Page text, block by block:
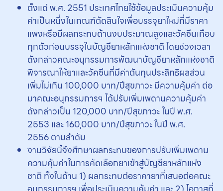
ตั้งแด่ พ.ศ. 2551 ประเทศไทยใช้ข้อมูลประเมินความคุ้ม
ค่าเป็นหนึ่งในเกณฑ์ตัดสินใจเพื่อบรรจุยาใหม่ที่มีราคา
แพงหรือมีผลกระทบด้านงบประมาณสูงและวัคซีนเกือบ
ทุกตัวก่อนบรรจุในบัญชียาหลักแห่งชาติ โดยช่วงเวลา
ดังกล่าวคณะอนุกรรมการพัฒนาบัญชียาหลักแห่งชาติ
พิจารณาให้ยาและวัคซีนที่มีค่าตันทุนประสิทธิผลส่วน
เพิ่มไม่เกิน 100,000 บาท/ปีสุขภาวะ มีความคุ้มค่า ต่อ
มาคณะอนุกรรมการฯ ได้ปรับเพิ่มเพดานความคุ้มค่า
ดังกล่าวเป็น 120,000 บาท/ปีสุขภาวะ ในปี พ.ศ.
2553 และ 160,000 บาท/ปีสุขภาวะ ในปี พ.ศ.
2556 ตามลำดับ
งานวิจัยนี้จึงศึกษาผลกระทบของการปรับเพิ่มเพดาน
ความคุ้มค่าในการคัดเลือกยาเข้าสู่บัญชียาหลักแห่ง
ชาติ ทั้งในด้าน 1) ผลกระทบต่อราคายาที่เสนอต่อคณะ